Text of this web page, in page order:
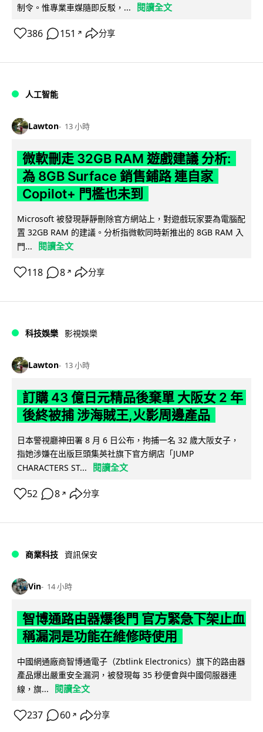
制令。惟專業車媒隨即反駁，...
閱讀全文
386 151 ↗ 分享
人工智能
Lawton 13 小時
微軟刪走 32GB RAM 遊戲建議 分析:
為 8GB Surface 銷售鋪路 連自家
Copilot+ 門檻也未到
Microsoft 被發現靜靜刪除官方網站上，對遊戲玩家要為電腦配
置 32GB RAM 的建議。分析指微軟同時新推出的 8GB RAM 入
門...
閱讀全文
118 8 ↗ 分享
科技娛樂 影視娛樂
Lawton 13 小時
訂購 43 億日元精品後棄單 大阪女 2 年
後終被捕 涉海賊王,火影周邊產品
日本警視廳神田署 8 月 6 日公布，拘捕一名 32 歲大阪女子，
指她涉嫌在出版巨頭集英社旗下官方網店「JUMP
CHARACTERS ST...
閱讀全文
52 8 ↗ 分享
商業科技 資訊保安
Vin 14 小時
智博通路由器爆後門 官方緊急下架止血
稱漏洞是功能在維修時使用
中國網通廠商智博通電子（Zbtlink Electronics）旗下的路由器
產品爆出嚴重安全漏洞，被發現每 35 秒便會與中國伺服器連
線，旗...
閱讀全文
237 60 ↗ 分享